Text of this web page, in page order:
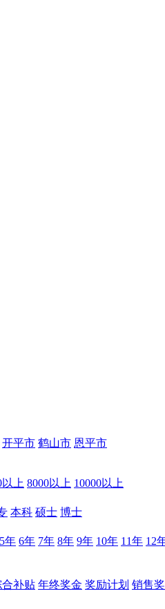
开平市 鹤山市 恩平市
以上 8000以上 10000以上
本科 硕士 博士
5年 6年 7年 8年 9年 10年 11年 12
合补贴 年终奖金 奖励计划 销售